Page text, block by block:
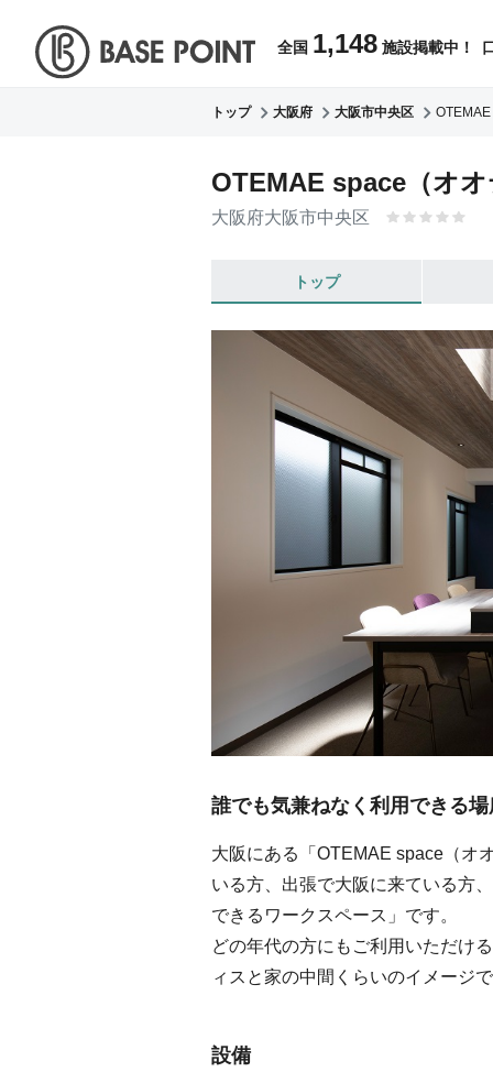
全国 1,148 施設掲載中！
トップ 大阪府 大阪市中央区
OTEMAE space（オ
大阪府大阪市中央区
トップ
誰でも気兼ねなく利用できる
大阪にある「OTEMAE space（オ
いる方、出張で大阪に来ている方
できるワークスペース」です。
どの年代の方にもご利用いただけ
ィスと家の中間くらいのイメージ
設備